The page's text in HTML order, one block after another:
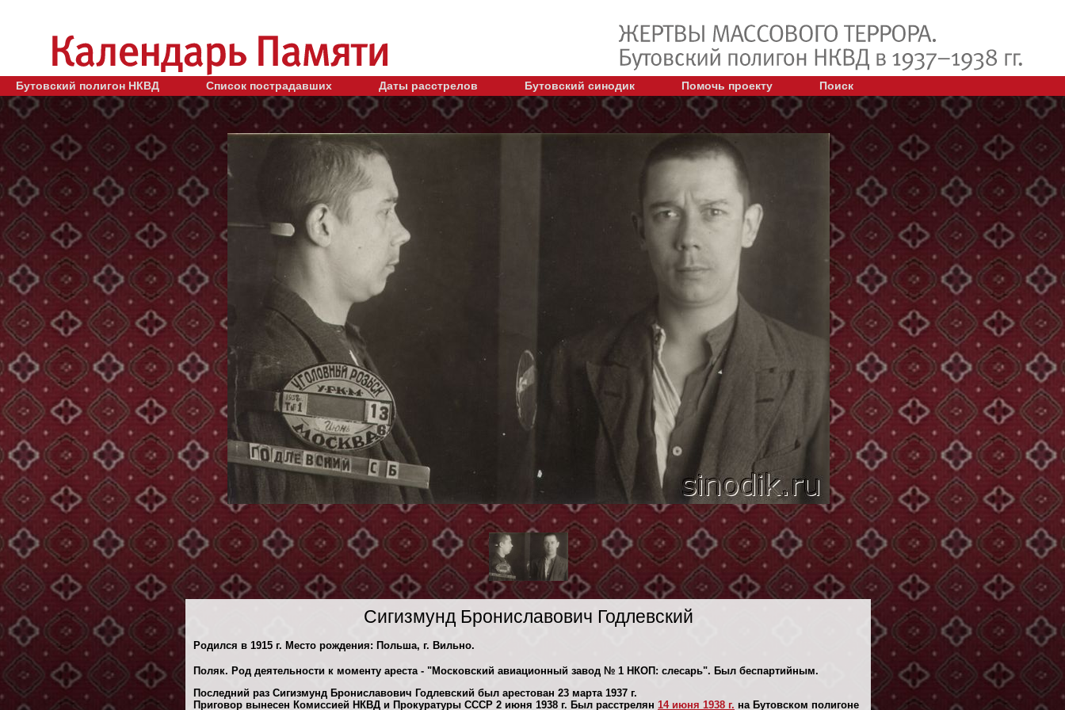
Бутовский полигон НКВД Список пострадавших Даты расстрелов Бутовский синодик Помочь проекту Поиск
Сигизмунд Брониславович Годлевский
Родился в 1915 г. Место рождения: Польша, г. Вильно.
Поляк. Род деятельности к моменту ареста - "Московский авиационный завод № 1 НКОП: слесарь". Был беспартийным.
Последний раз Сигизмунд Брониславович Годлевский был арестован 23 марта 1937 г.
Приговор вынесен Комиссией НКВД и Прокуратуры СССР 2 июня 1938 г. Был расстрелян 14 июня 1938 г. на Бутовском полигоне